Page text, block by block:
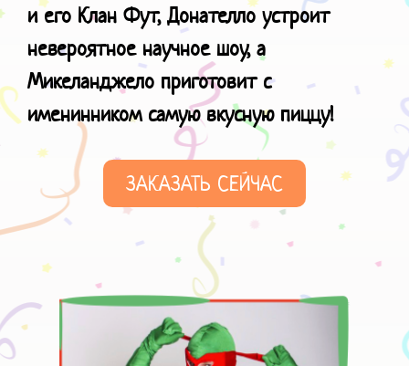
и его Клан Фут, Донателло устроит
невероятное научное шоу, а
Микеланджело приготовит с
именинником самую вкусную пиццу!
ЗАКАЗАТЬ СЕЙЧАС